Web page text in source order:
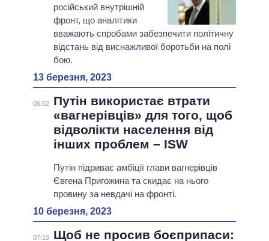
російський внутрішній
фронт, що аналітики
вважають спробами забезпечити політичну
відстань від виснажливої боротьби на полі
бою.
13 березня, 2023
06:52
Путін використає втрати
«вагнерівців» для того, щоб
відволікти населення від
інших проблем – ISW
Путін підриває амбіції глави вагнерівців
Євгена Пригожина та скидає на нього
провину за невдачі на фронті.
10 березня, 2023
07:19
Щоб не просив боєприпаси: